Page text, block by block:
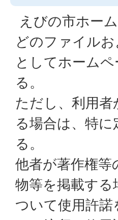
えびの市ホー
どのファイル
としてホーム
る。
ただし、利用
る場合は、特
る。
他者が著作権
物等を掲載す
ついて使用許